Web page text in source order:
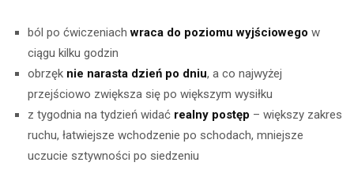
ból po ćwiczeniachwraca do poziomu wyjściowego w
ciągu kilku godzin
obrzęk nie narasta dzień po dniu, a co najwyżej
przejściowo zwiększa się po większym wysiłku
z tygodnia na tydzień widać realny postęp – większy zakres
ruchu, łatwiejsze wchodzenie po schodach, mniejsze
uczucie sztywności po siedzeniu